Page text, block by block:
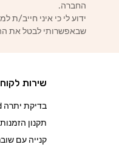
החברה.
ידוע לי כי איני חייב/
שבאפשרותי לבטל את
שירות
בדיקת יתרה Gift Card
תקנון
קנייה עם